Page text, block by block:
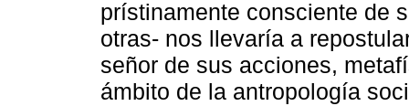
prístinamente consciente de
otras- nos llevaría a
señor de sus acciones,
ámbito de la antropología